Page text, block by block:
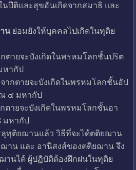
นปีติและสุขอันเกิดจากสมาธิ และ
นย่อมยังให้บุคคลไปเกิดในทุติย
ตายจะบังเกิดในพรหมโลกชั้นปริต
หากัป
ากตายจะบังเกิดในพรหมโลกชั้นอัป
๔ มหากัป
ตายจะบังเกิดในพรหมโลกชั้นอา
มหากัป
ลุทุติยฌานแล้ว วิธีที่จะได้ตติยฌาน
าน และ อานิสงส์ของตติยฌาน จึง
านได้ ผู้ปฏิบัติต้องฝึกฝนในทุติย